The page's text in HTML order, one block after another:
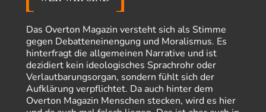
vor 15 Stunden zu:
US-Außenministerium: Kuba ist „weniger ein Nationalstaat
als eine allumfassende Geheimdienst- und
Subversionsoperation
Gut, dass Sie »Schande« geschrieben haben und nicht „Scheitern“, denn
das war und ist es…
Modulationvor 15 Stunden zu:
From Field to Glass – Bio hochprozentig
statt Kaffeefahrten in die Lüneburger Heide bald Einschiffungen ab
Ostende zur Abfüllung mit Whiksy samt…
Das Overton Magazin versteht sich als Stimme
gegen Debatteneinengung und Moralismus. Es
hinterfragt die allgemeinen Narrative und ist
dezidiert kein ideologisches Sprachrohr oder
Verlautbarungsorgan, sondern fühlt sich der
Aufklärung verpflichtet. Da auch hinter dem
Overton Magazin Menschen stecken, wird es hier